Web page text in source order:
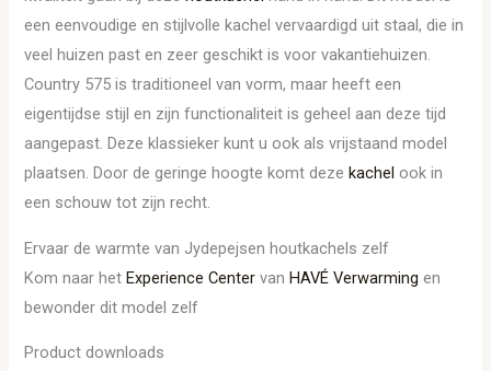
een eenvoudige en stijlvolle kachel vervaardigd uit staal, die in
veel huizen past en zeer geschikt is voor vakantiehuizen.
Country 575 is traditioneel van vorm, maar heeft een
eigentijdse stijl en zijn functionaliteit is geheel aan deze tijd
aangepast. Deze klassieker kunt u ook als vrijstaand model
plaatsen. Door de geringe hoogte komt dezekachel ook in
een schouw tot zijn recht.
Ervaar de warmte van Jydepejsen houtkachels zelf
Kom naar hetExperience Center vanHAVÉ Verwarming en
bewonder dit model zelf
Product downloads